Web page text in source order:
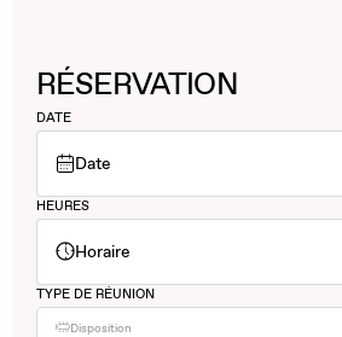
RÉSERVATION
DATE
Date
HEURES
Horaire
TYPE DE RÉUNION
Disposition